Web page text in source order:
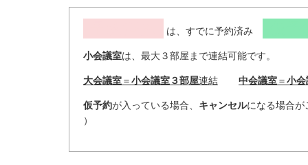
は、すでに予約済み
小会議室は、最大３部屋まで連結可能です。
大会議室＝小会議室３部屋連結 中会議室＝小
仮予約が入っている場合、 キャンセルになる場合
）